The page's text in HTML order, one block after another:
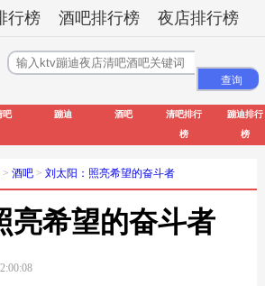
行榜 酒吧排行榜 夜店排行榜
吧 蹦迪 酒吧
清吧排行
榜
蹦迪排行
榜
> 酒吧 > 刘太阳：照亮希望的奋斗者
亮希望的奋斗者